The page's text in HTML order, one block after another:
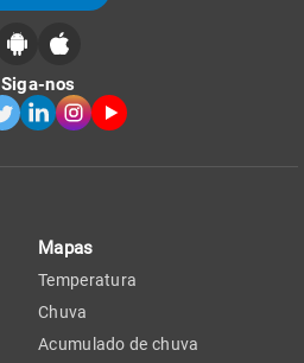
Siga-nos
Mapas
Temperatura
Chuva
Acumulado de chuva